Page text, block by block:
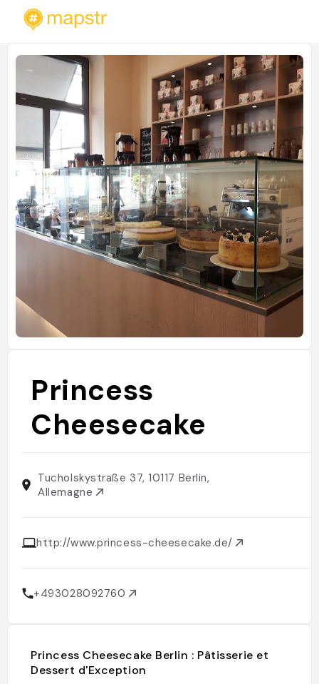
Princess
Cheesecake
Tucholskystraße 37, 10117 Berlin,
Allemagne
http://www.princess-cheesecake.de/
+493028092760
Princess Cheesecake Berlin : Pâtisserie et
Dessert d'Exception